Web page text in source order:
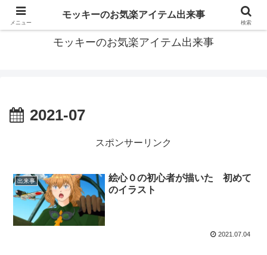
モッキーがお届けする便利なアイテムや面白い出来事などをご紹介
モッキーのお気楽アイテム出来事
2021-07
スポンサーリンク
出来事
絵心０の初心者が描いた 初めて
のイラスト
2021.07.04
メニュー
モッキーのお気楽アイテム出来事
検索